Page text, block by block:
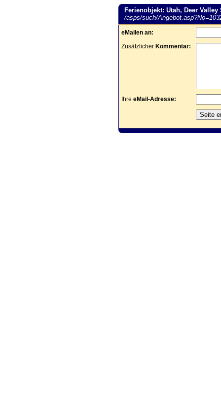
Ferienobjekt: Utah, Deer Valley
/asps/such/
eMailen an:
Zusätzlicher Kommentar:
Ihre eMail-Adresse: